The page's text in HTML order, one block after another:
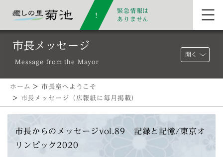
緊急情報は
ありません
市長メッセージ
Message from the Mayor
開く
ホーム >市長室へようこそ
> 市長メッセージ（広報紙に毎月掲載）
市長からのメッセージvol.89 記録と記憶/東京オ
リンピック2020